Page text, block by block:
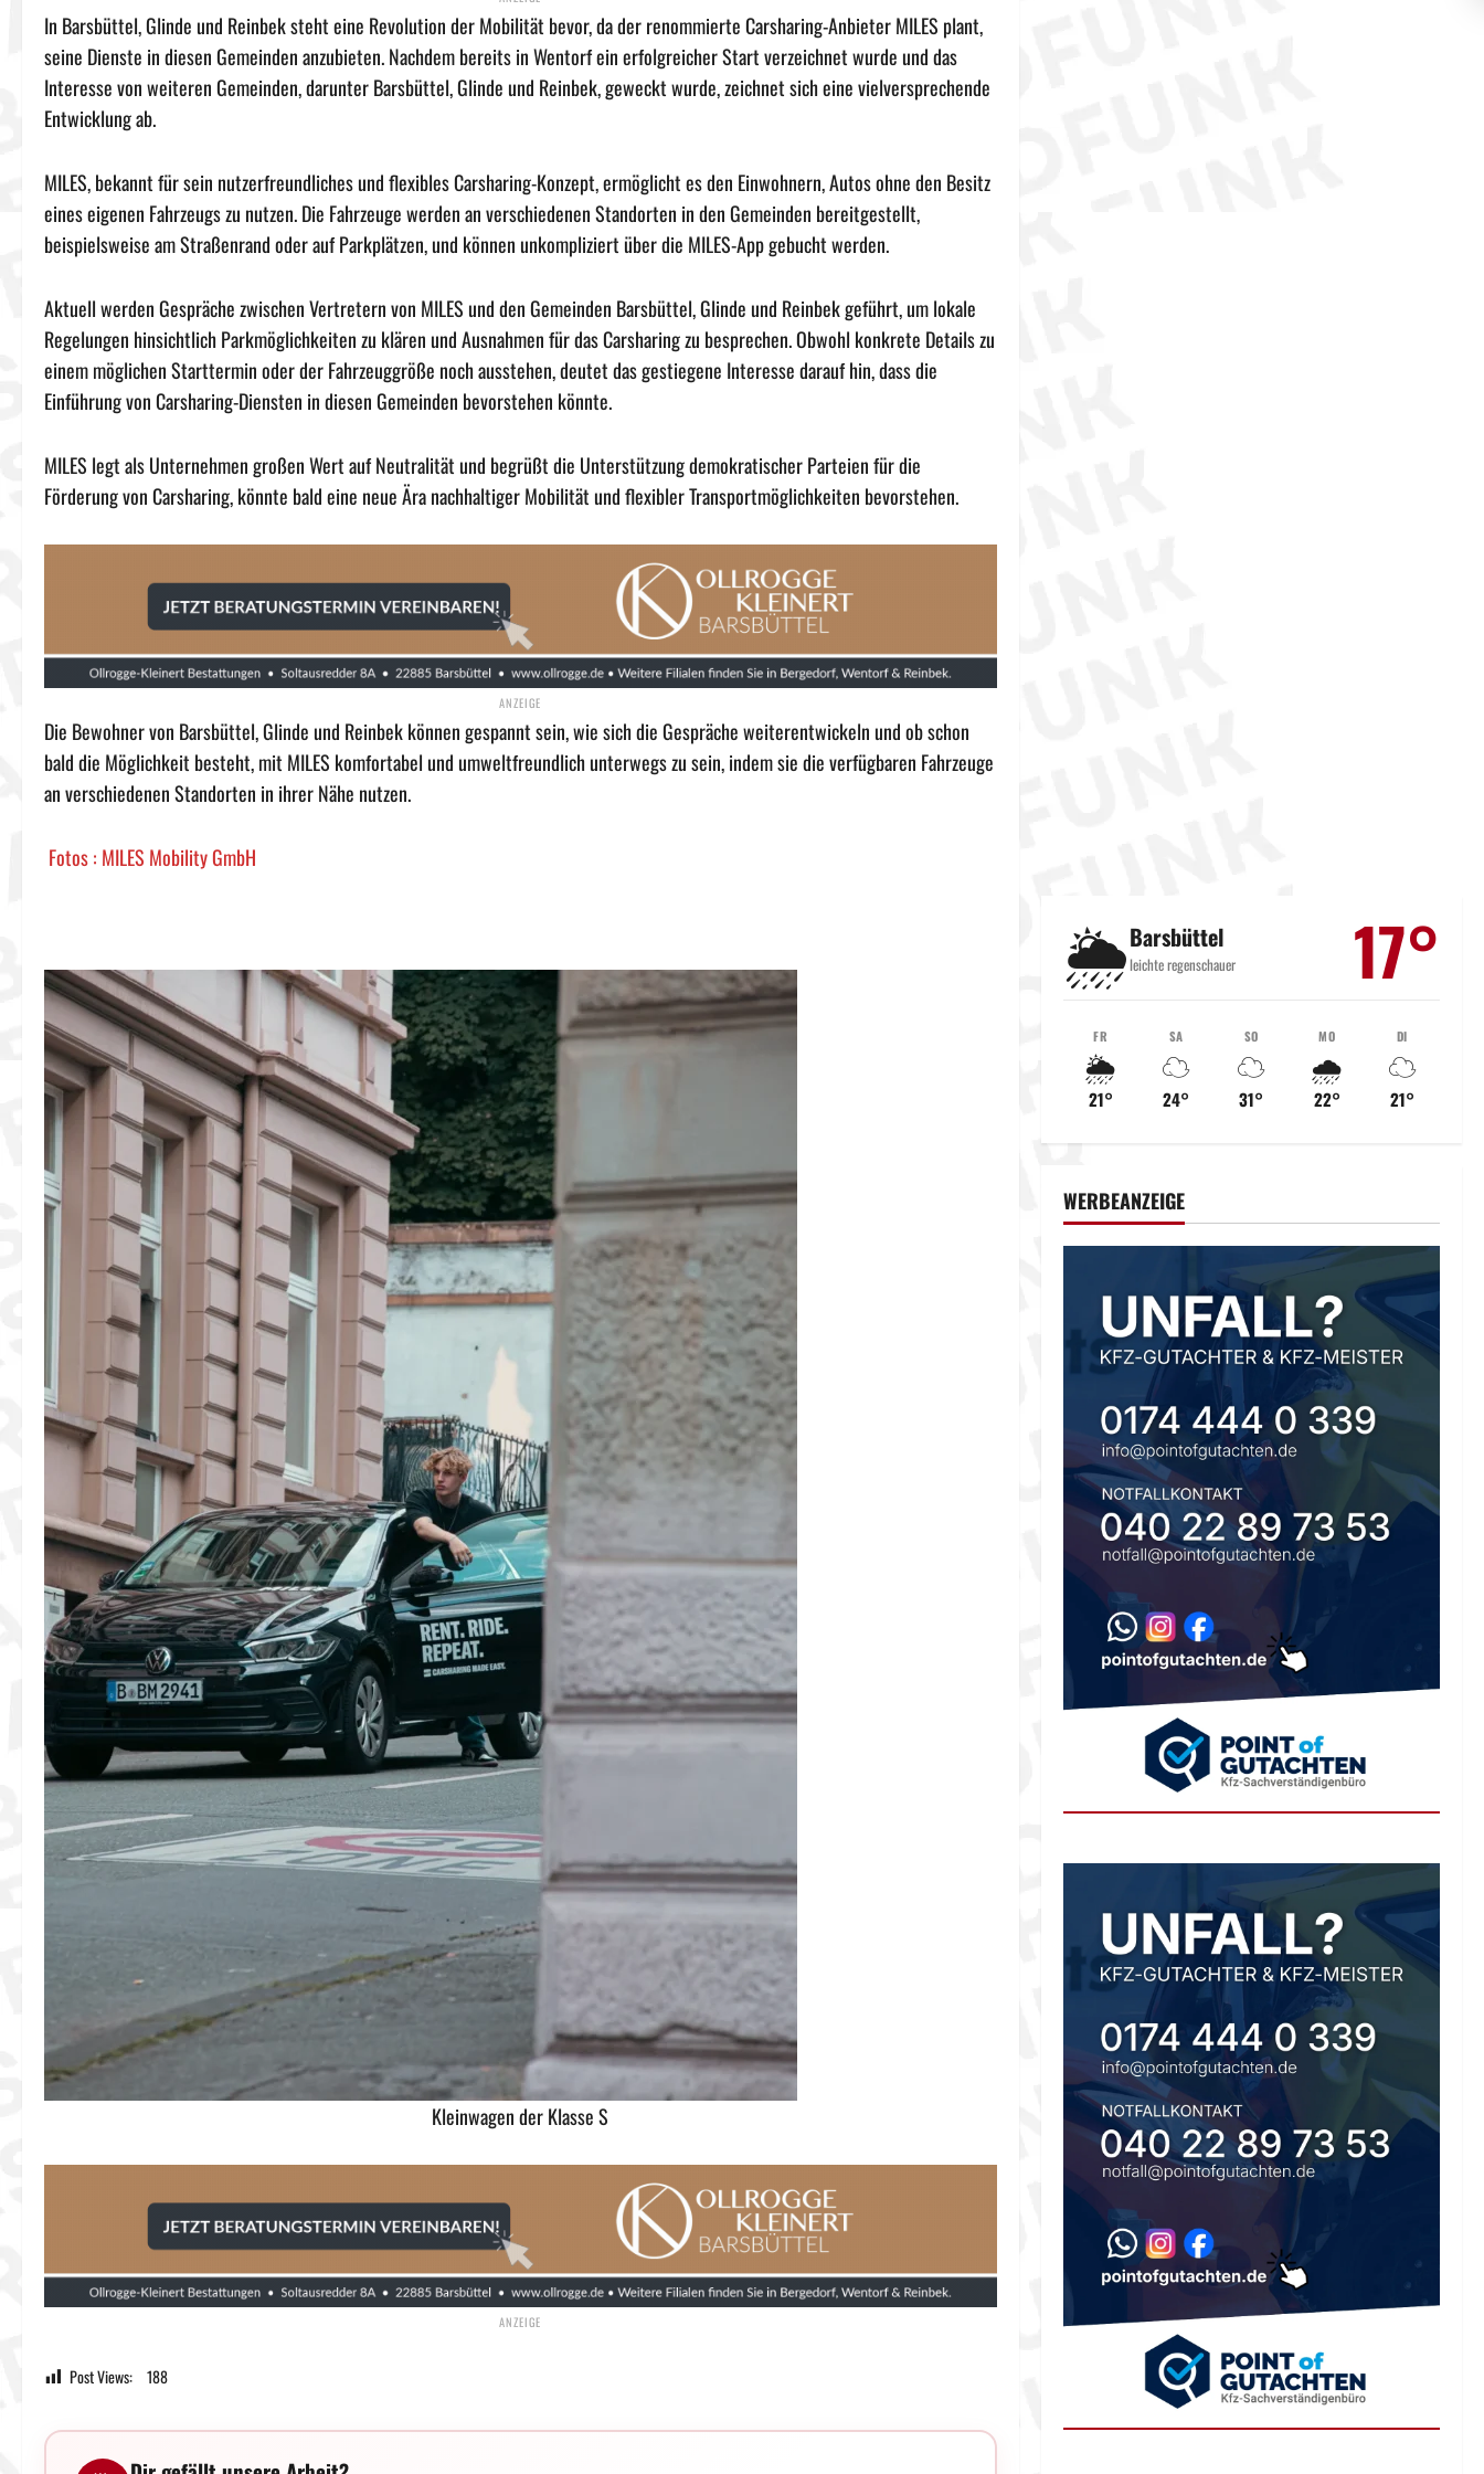
In Barsbüttel, Glinde und Reinbek steht eine Revolution der Mobilität bevor, da der renommierte Carsharing-Anbieter MILES plant,
seine Dienste in diesen Gemeinden anzubieten. Nachdem bereits in Wentorf ein erfolgreicher Start verzeichnet wurde und das
Interesse von weiteren Gemeinden, darunter Barsbüttel, Glinde und Reinbek, geweckt wurde, zeichnet sich eine vielversprechende
Entwicklung ab.
MILES, bekannt für sein nutzerfreundliches und flexibles Carsharing-Konzept, ermöglicht es den Einwohnern, Autos ohne den Besitz
eines eigenen Fahrzeugs zu nutzen. Die Fahrzeuge werden an verschiedenen Standorten in den Gemeinden bereitgestellt,
beispielsweise am Straßenrand oder auf Parkplätzen, und können unkompliziert über die MILES-App gebucht werden.
Aktuell werden Gespräche zwischen Vertretern von MILES und den Gemeinden Barsbüttel, Glinde und Reinbek geführt, um lokale
Regelungen hinsichtlich Parkmöglichkeiten zu klären und Ausnahmen für das Carsharing zu besprechen. Obwohl konkrete Details zu
einem möglichen Starttermin oder der Fahrzeuggröße noch ausstehen, deutet das gestiegene Interesse darauf hin, dass die
Einführung von Carsharing-Diensten in diesen Gemeinden bevorstehen könnte.
MILES legt als Unternehmen großen Wert auf Neutralität und begrüßt die Unterstützung demokratischer Parteien für die
Förderung von Carsharing, könnte bald eine neue Ära nachhaltiger Mobilität und flexibler Transportmöglichkeiten bevorstehen.
Die Bewohner von Barsbüttel, Glinde und Reinbek können gespannt sein, wie sich die Gespräche weiterentwickeln und ob schon
bald die Möglichkeit besteht, mit MILES komfortabel und umweltfreundlich unterwegs zu sein, indem sie die verfügbaren Fahrzeuge
an verschiedenen Standorten in ihrer Nähe nutzen.
Fotos : MILES Mobility GmbH
Kleinwagen der Klasse S
Post Views: 188
🌦️Barsbüttel
leichte regenschauer 17°
FR
🌦️
21°
SA
☁️
24°
SO
☁️
31°
MO
🌧️
22°
DI
☁️
21°
WERBEANZEIGE